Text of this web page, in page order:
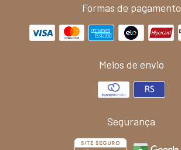
Formas de pagamento
Meios de envio
Segurança